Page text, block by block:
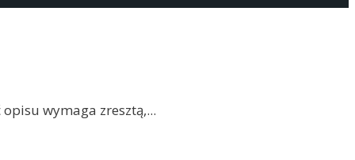
opisu wymaga zresztą,...